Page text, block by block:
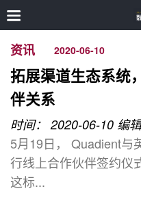
资讯 2020-06-10
拓展渠道生态系统
伴关系
时间： 2020-06-10 编
5月19日， Quadient与
行线上合作伙伴签约仪
这标...